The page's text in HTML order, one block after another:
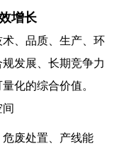
增长
、品质、生产、环
发展、长期竞争力
化的综合价值。
废处置、产线能